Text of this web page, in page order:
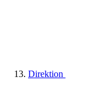
Direktion